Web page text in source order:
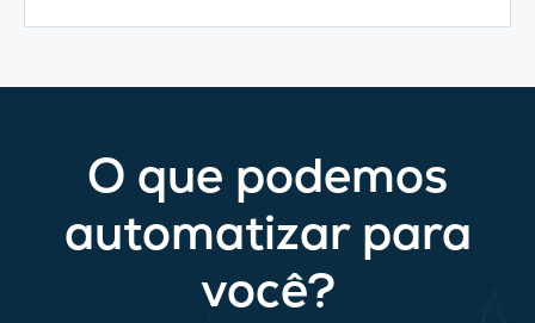
O que podemos
automatizar para
você?